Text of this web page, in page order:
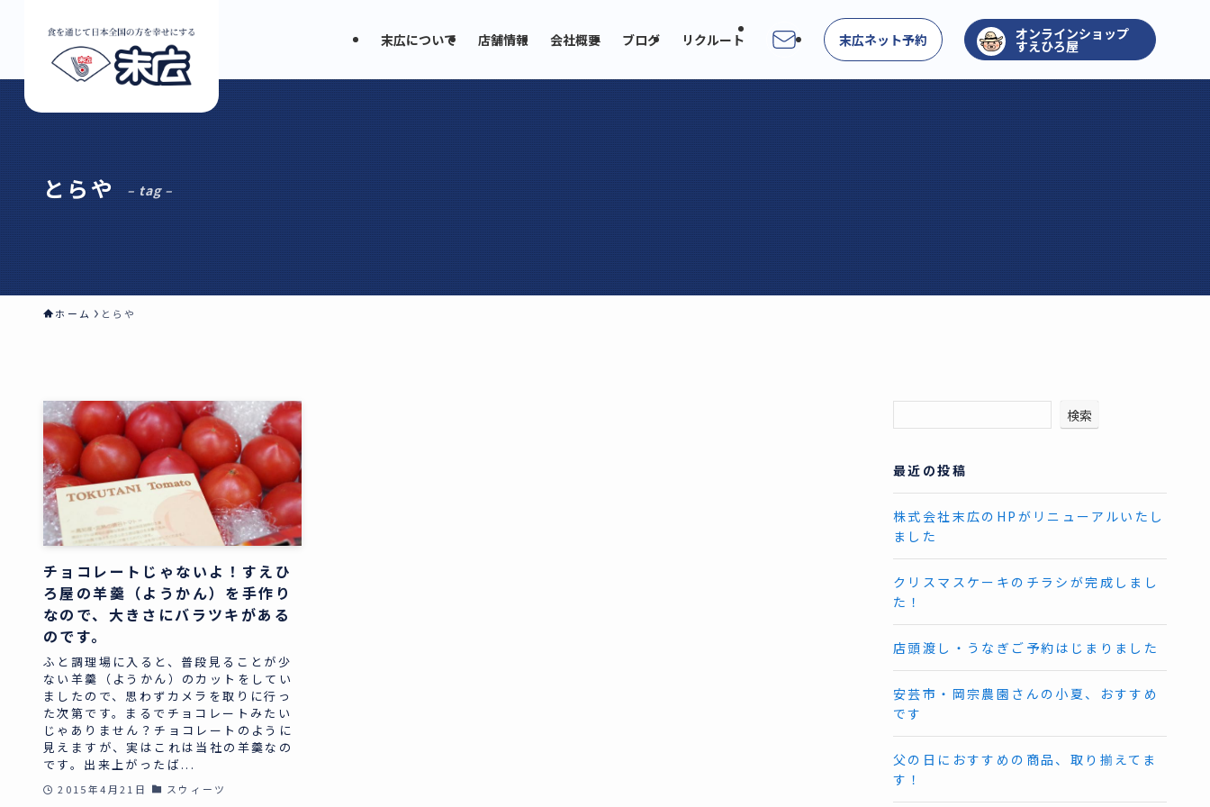
末広について 店舗情報 会社概要 ブログ リクルート
お問い合わせ
末広ネット予約 すえひろ屋
とらや – tag –
ホーム とらや
チョコレートじゃないよ！すえひ
ろ屋の羊羹（ようかん）を手作り
なので、大きさにバラツキがある
のです。
ふと調理場に入ると、普段見ることが少
ない羊羹（ようかん）のカットをしてい
ましたので、思わずカメラを取りに行っ
た次第です。まるでチョコレートみたい
じゃありません？チョコレートのように
見えますが、実はこれは当社の羊羹なの
です。出来上がったば...
2015年4月21日
スウィーツ
検索
最近の投稿
株式会社末広のHPがリニューアルいたし
ました
クリスマスケーキのチラシが完成しまし
た！
店頭渡し・うなぎご予約はじまりました
安芸市・岡宗農園さんの小夏、おすすめ
です
父の日におすすめの商品、取り揃えてま
す！